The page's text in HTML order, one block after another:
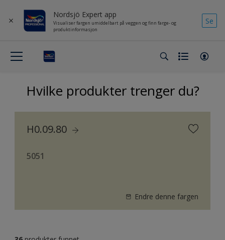
Nordsjö Expert app
Visualiser fargen umiddelbart på veggen og finn farge- og
produktinformasjon
Se
Hvilke produkter trenger du?
H0.09.80
5051
Endre denne fargen